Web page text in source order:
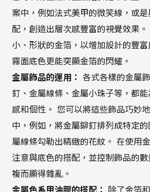
案中，例如法式美甲的微笑線，或
配，創造出層次感豐富的視覺效果
小、形狀的金箔，以增加設計的豐
霧面底色更能突顯金箔的閃耀。
金屬飾品的運用： 各式各樣的金屬
釘、金屬線條、金屬小珠子等，都
感和個性。 您可以將這些飾品巧妙
中，例如，將金屬鉚釘排列成特定
屬線條勾勒出精緻的花紋。 在使用
注意與底色的搭配，並控制飾品的
複而顯得雜亂。
金屬色系甲油膠的搭配：
除了金箔